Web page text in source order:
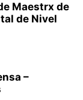
Maestrx de
de Nivel
–